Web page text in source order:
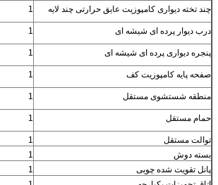
چند تخته دیواری کامپوزیت عایق حرارتی چند لایه
1
درب دیوار پرده ای شیشه ای 1
پنجره دیواری پرده ای شیشه ای 1
صفحه پایه کامپوزیت کف 1
منطقه شستشوی مستقل 1
حمام مستقل 1
توالت مستقل
1
بسته دوش
1
پانل تقویت شده چوبی
1